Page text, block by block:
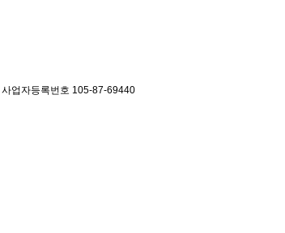
사업자등록번호 105-87-69440